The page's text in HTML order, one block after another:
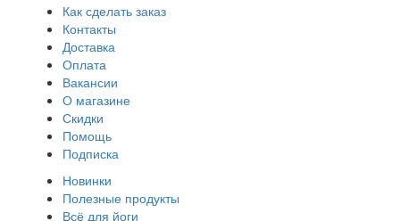
Как сделать заказ
Контакты
Доставка
Оплата
Вакансии
О магазине
Скидки
Помощь
Подписка
Новинки
Полезные продукты
Всё для йоги